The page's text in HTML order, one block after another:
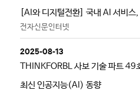
[AI와 디지털전환] 국내 AI 서비스
전자신문인터넷
2025-08-13
THINKFORBL 사보 기술 파트 49
최신 인공지능(AI) 동향